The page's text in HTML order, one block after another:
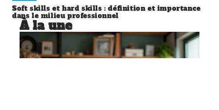
Soft skills et hard skills : définition et importance
dans le milieu professionnel
À la une